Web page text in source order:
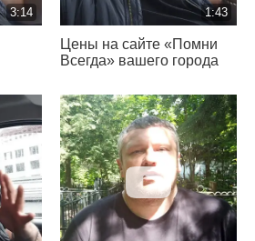
3:14 1:43
Цены на сайте «Помни
Всегда» вашего города